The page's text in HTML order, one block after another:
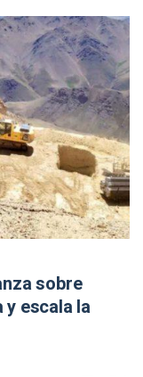
sobre
escala la